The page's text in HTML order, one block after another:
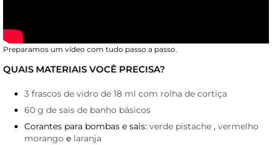
Preparamos um vídeo com tudo passo a passo.
QUAIS MATERIAIS VOCÊ PRECISA?
3 frascos de vidro de 18 ml com rolha de cortiça
60 g de sais de banho básicos
Corantes para bombas e sais: verde pistache , vermelho
morango e laranja